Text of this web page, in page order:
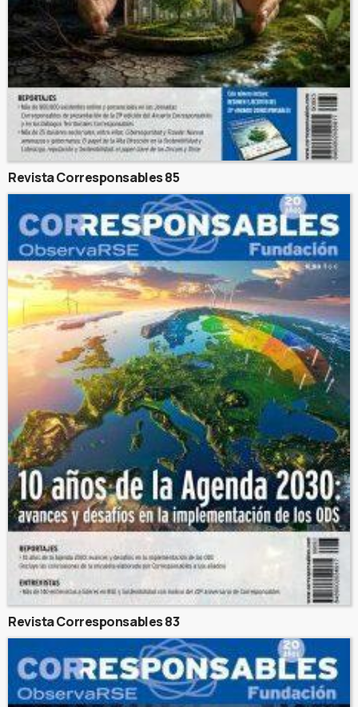
Revista Corresponsables 85
Revista Corresponsables 83